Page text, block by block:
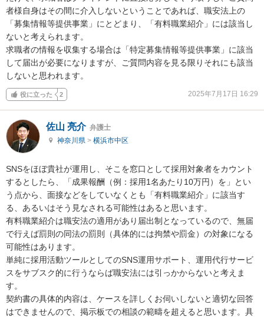
者様自身はその間に介入しないということであれば、職安法上の
「募集情報等提供事業」にとどまり、「有料職業紹介」には該当し
ないと考えられます。
求職者の情報を収集する場合は「特定募集情報等提供事業」に該当
して届出が必要になりますが、ご質問内容を見る限りそれにも該当
しないと思われます。
役に立った 2 2025年7月17日 16:29
佐山 亮介 弁護士
神奈川県 > 横浜市中区
SNSをほぼ貴社が運用し、そこを窓口として採用対象者をカウント
するとしたら、「成果報酬（例：採用1名あたり10万円）を」とい
う点から、面接などをしていなくとも「有料職業紹介」に該当す
る、あるいはそう見なされる可能性はあると思います。
有料職業紹介は職安法の適用があり届出制となっているので、無届
で行えば罰則の同法の罰則（具体的には拘禁や罰金）の対象になる
可能性はあります。
単純に採用活動ツールとしてのSNS運用サポート、運用代行サービ
スをサブスク的に行うならば職安法には引っかからないと考えま
す。
契約書の具体的内容は、ケースを詳しくお伺いしないと適切な回答
はできませんので、掲示板での相談の範疇を超えると思います。具